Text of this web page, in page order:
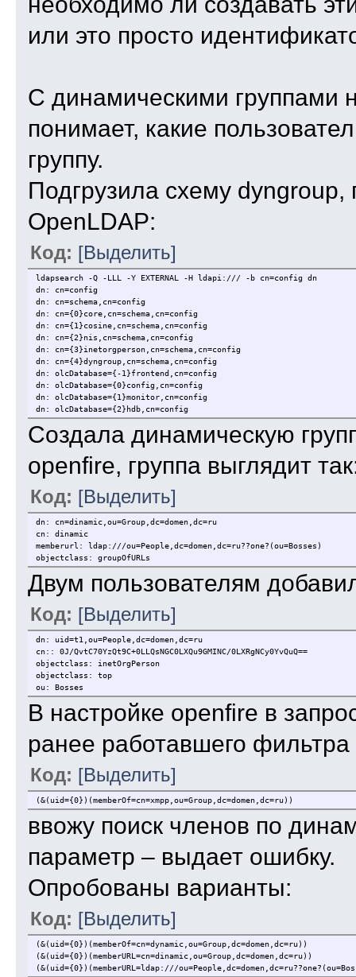
или это просто
С динамическими группами
понимает, какие
группу.
Подгрузила схему
OpenLDAP:
Код: [Выделить]
ldapsearch -Q -LLL -Y EXTERNAL -H ldapi:/// -b cn=config dn
dn: cn=config
dn: cn=schema,cn=config
dn: cn={0}core,cn=schema,cn=config
dn: cn={1}cosine,cn=schema,cn=config
dn: cn={2}nis,cn=schema,cn=config
dn: cn={3}inetorgperson,cn=schema,cn=config
dn: cn={4}dyngroup,cn=schema,cn=config
dn: olcDatabase={-1}frontend,cn=config
dn: olcDatabase={0}config,cn=config
dn: olcDatabase={1}monitor,cn=config
dn: olcDatabase={2}hdb,cn=config
Создала динамическую
openfire, группа выглядит
Код: [Выделить]
dn: cn=dinamic,ou=Group,dc=domen,dc=ru
cn: dinamic
memberurl: ldap:///ou=People,dc=domen,dc=ru??one?(ou=Bosses)
objectclass: groupOfURLs
Двум пользователям
Код: [Выделить]
dn: uid=t1,ou=People,dc=domen,dc=ru
cn:: 0J/QvtC70YzQt9C+0LLQsNGC0LXQu9GMINC/0LXRgNCy0YvQuQ==
objectclass: inetOrgPerson
objectclass: top
ou: Bosses
В настройке openfire в
ранее работавшего фильтра
Код: [Выделить]
(&(uid={0})(memberOf=cn=xmpp,ou=Group,dc=domen,dc=ru))
ввожу поиск членов по
параметр – выдает ошибку.
Опробованы варианты:
Код: [Выделить]
(&(uid={0})(memberOf=cn=dynamic,ou=Group,dc=domen,dc=ru))
(&(uid={0})(memberURL=cn=dinamic,ou=Group,dc=domen,dc=ru))
(&(uid={0})(memberURL=ldap:///